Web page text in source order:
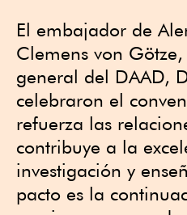
El embajador de
Clemens von
general del DAAD,
celebraron el
refuerza las
contribuye a la
investigación y
pacto es la